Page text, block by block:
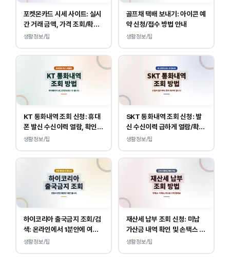
포켓몬카드 시세 사이트: 실시
간 거래 금액, 가격 조회/확인
바로가기
생활정보/팁
골프채 택배 보내기: 아이콘 예
약 신청/접수 방법 안내
생활정보/팁
KT 통화내역 조회 신청: 휴대
폰 발신 수신이력 열람, 확인
하는 방법
생활정보/팁
SKT 통화내역 조회 신청: 발
신 수신이력 급하게 열람/확인
하는 방법
생활정보/팁
하이코리아 출국금지 조회/검
색: 온라인에서 1분안에 여부
확인 하는 방법
생활정보/팁
재산세 납부 조회 신청: 미납
가산금 내역 확인 및 손택스 이
택스 경로 안내
생활정보/팁